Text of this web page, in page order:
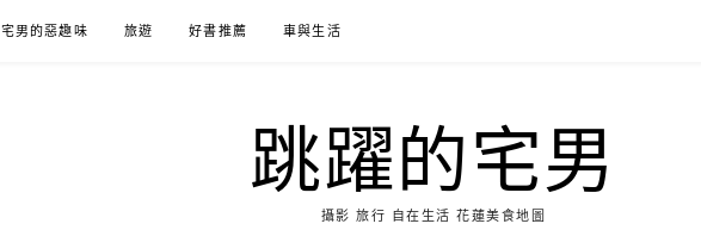
宅男的惡趣味 旅遊 好書推薦 車與生活
跳躍的宅男
攝影 旅行 自在生活 花蓮美食地圖